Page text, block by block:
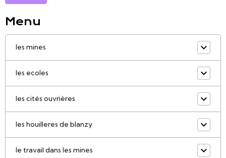
Menu
les mines
les ecoles
les cités ouvrières
les houilleres de blanzy
le travail dans les mines